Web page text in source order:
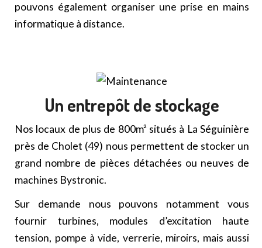
pouvons également organiser une prise en mains
informatique à distance.
Un entrepôt de stockage
Nos locaux de plus de 800m² situés à La Séguinière
près de Cholet (49) nous permettent de stocker un
grand nombre de pièces détachées ou neuves de
machines Bystronic.
Sur demande nous pouvons notamment vous
fournir turbines, modules d’excitation haute
tension, pompe à vide, verrerie, miroirs, mais aussi